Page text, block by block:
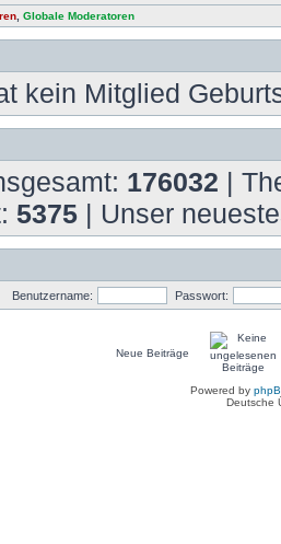
Globale Moderatoren
kein Mitglied
176032 |
5375 | Unser
Benutzername: Passwort:
Neue Beiträge
Powered by
Deutsche